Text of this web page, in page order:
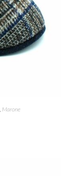
Marone